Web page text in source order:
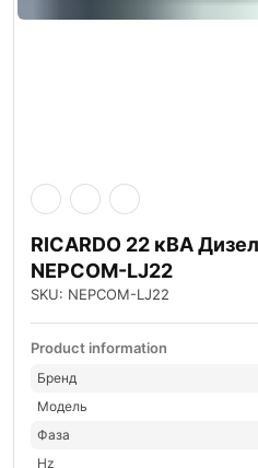
RICARDO 22 кВА
NEPCOM-LJ22
SKU: NEPCOM-LJ22
Product information
Бренд
Модель
Фаза
Hz